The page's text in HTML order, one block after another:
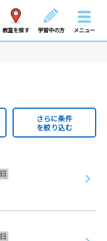
教室を探す 学習中の方 メニュー
さらに条件
を絞り込む
日
日